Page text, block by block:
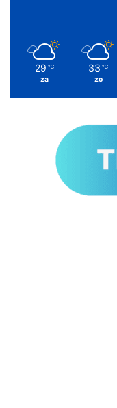
29 ℃
za
33 ℃
zo